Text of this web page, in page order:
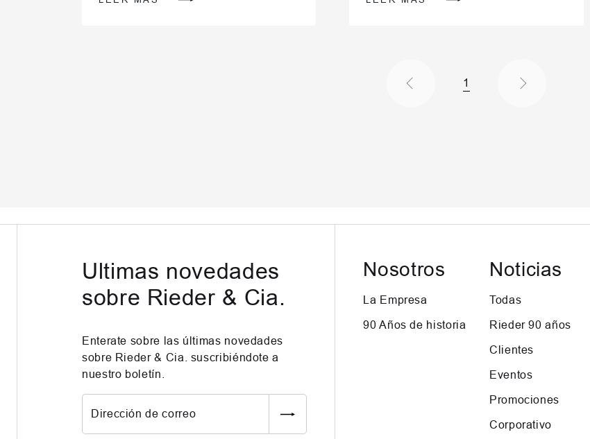
1
Ultimas novedades
sobre Rieder & Cia.
Enterate sobre las últimas novedades
sobre Rieder & Cia. suscribiéndote a
nuestro boletín.
Dirección de correo
Nosotros
La Empresa
90 Años de historia
Noticias
Todas
Rieder 90 años
Clientes
Eventos
Promociones
Corporativo